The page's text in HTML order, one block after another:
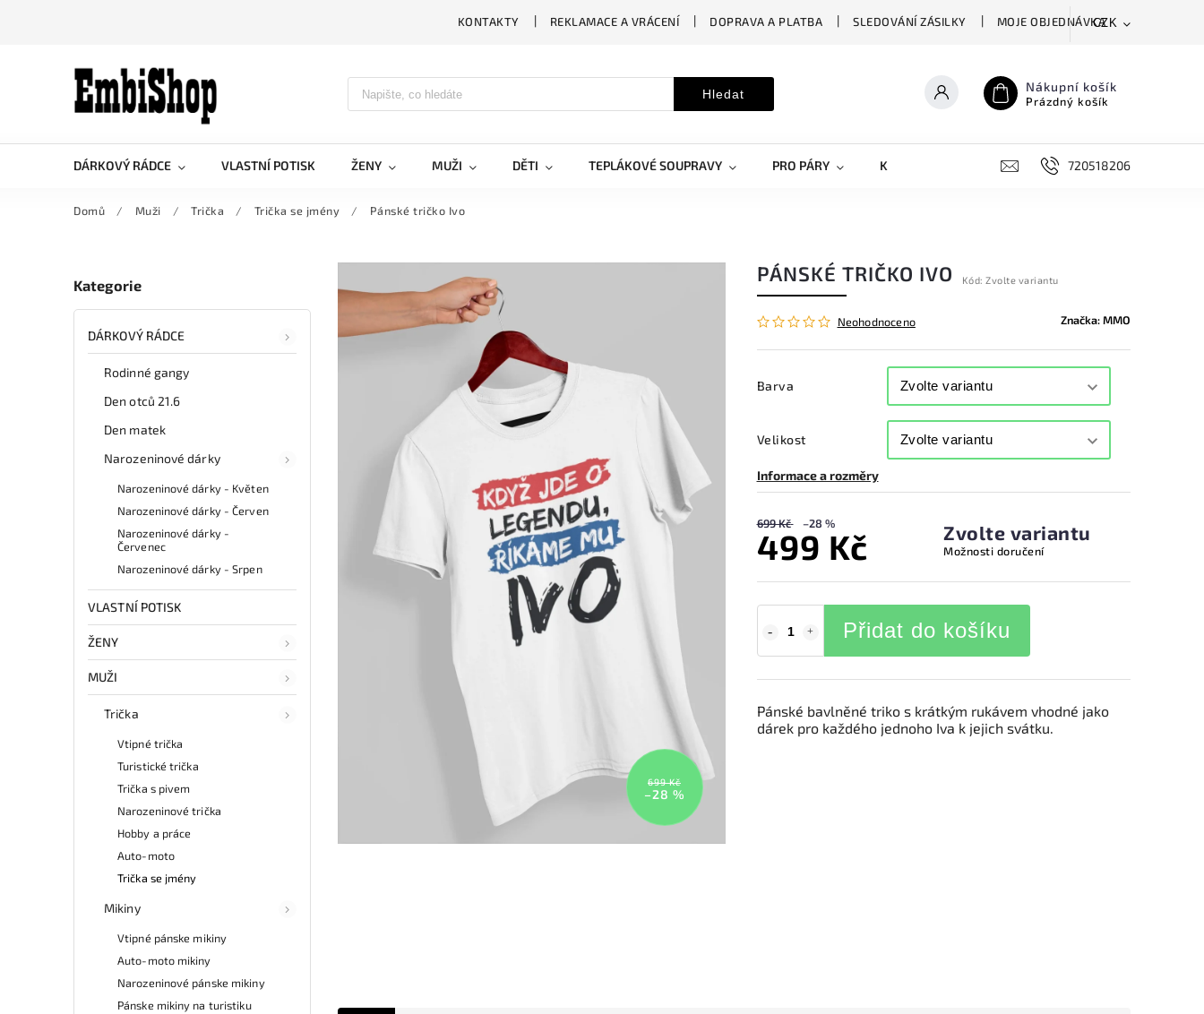
KONTAKTY REKLAMACE A VRÁCENÍ DOPRAVA A PLATBA SLEDOVÁNÍ ZÁSILKY MOJE OBJEDNÁVKACZK
Hledat Nákupní košík
Prázdný košík
DÁRKOVÝ RÁDCE VLASTNÍ POTISK ŽENY MUŽI DĚTI TEPLÁKOVÉ SOUPRAVY PRO PÁRY KRYTY NA MOBILY DOPLŇKY720518206
Domů / Muži / Trička / Trička se jmény / Pánské tričko Ivo
Kategorie
DÁRKOVÝ RÁDCE
Rodinné gangy
Den otců 21.6
Den matek
Narozeninové dárky
Narozeninové dárky - Květen
Narozeninové dárky - Červen
Narozeninové dárky -
Červenec
Narozeninové dárky - Srpen
VLASTNÍ POTISK
ŽENY
MUŽI
Trička
Vtipné trička
Turistické trička
Trička s pivem
Narozeninové trička
Hobby a práce
Auto-moto
Trička se jmény
Mikiny
Vtipné pánske mikiny
Auto-moto mikiny
Narozeninové pánske mikiny
Pánske mikiny na turistiku
699 Kč
–28 %
PÁNSKÉ TRIČKO IVO Kód: Zvolte variantu
Neohodnoceno Značka:MMO
Barva
Velikost
Informace a rozměry
699 Kč –28 %
499 Kč Zvolte variantu
Možnosti doručení
Přidat do košíku
Pánské bavlněné triko s krátkým rukávem vhodné jako
dárek pro každého jednoho Iva k jejich svátku.